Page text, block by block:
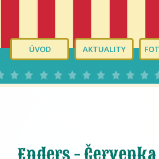
ÚVOD AKTUALITY